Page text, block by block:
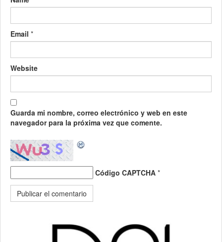
Email *
Website
Guarda mi nombre, correo electrónico y web en este
navegador para la próxima vez que comente.
Código CAPTCHA *